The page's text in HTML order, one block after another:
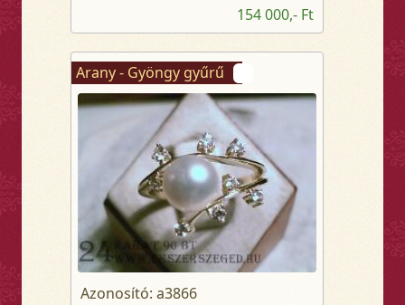
154 000,- Ft
Arany - Gyöngy gyűrű
Azonosító: a3866